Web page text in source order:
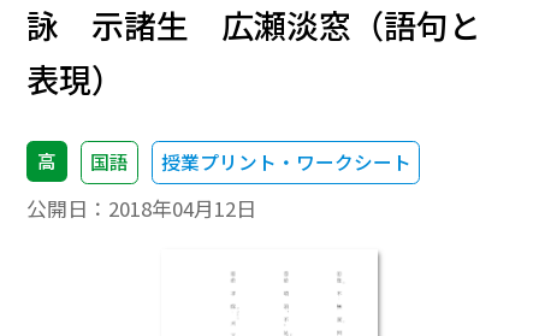
詠 示諸生 広瀬淡窓（語句と
表現）
高 国語 授業プリント・ワークシート
公開日： 2018年04月12日